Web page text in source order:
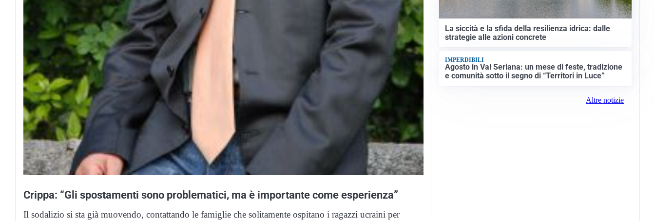
Crippa: “Gli spostamenti sono problematici, ma è importante come esperienza”
Il sodalizio si sta già muovendo, contattando le famiglie che solitamente ospitano i ragazzi ucraini per
La siccità e la sfida della resilienza idrica: dalle
strategie alle azioni concrete
IMPERDIBILI
Agosto in Val Seriana: un mese di feste, tradizione
e comunità sotto il segno di “Territori in Luce”
Altre notizie